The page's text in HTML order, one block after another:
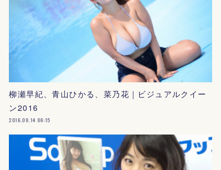
柳瀬早紀、青山ひかる、菜乃花｜ビジュアルクイー
ン2016
2016.09.14 06:15